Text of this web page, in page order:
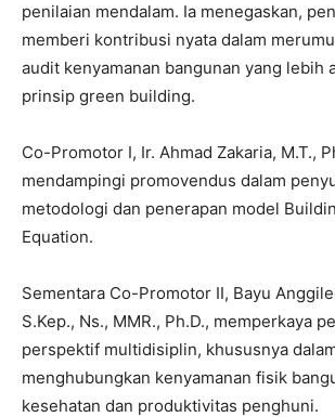
penilaian mendalam. Ia menegaskan,
memberi kontribusi nyata dalam
audit kenyamanan bangunan yang lebih
prinsip green building.
Co-Promotor I, Ir. Ahmad Zakaria, M.T.,
mendampingi promovendus dalam
metodologi dan penerapan model
Equation.
Sementara Co-Promotor II, Bayu
S.Kep., Ns., MMR., Ph.D., memperkaya
perspektif multidisiplin, khususnya
menghubungkan kenyamanan fisik
kesehatan dan produktivitas penghuni.